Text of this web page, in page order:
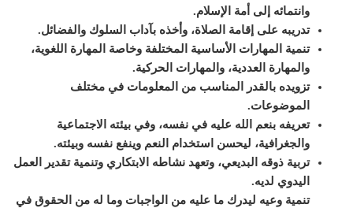
وانتمائه إلى أمة الإسلام.
تدريبه على إقامة الصلاة، وأخذه بآداب السلوك والفضائل.
تنمية المهارات الأساسية المختلفة وخاصة المهارة اللغوية،
والمهارة العددية، والمهارات الحركية.
تزويده بالقدر المناسب من المعلومات في مختلف
الموضوعات.
تعريفه بنعم الله عليه في نفسه، وفي بيئته الاجتماعية
والجغرافية، ليحسن استخدام النعم وينفع نفسه وبيئته.
تربية ذوقه البديعي، وتعهد نشاطه الابتكاري وتنمية تقدير العمل
اليدوي لديه.
تنمية وعيه ليدرك ما عليه من الواجبات وما له من الحقوق في